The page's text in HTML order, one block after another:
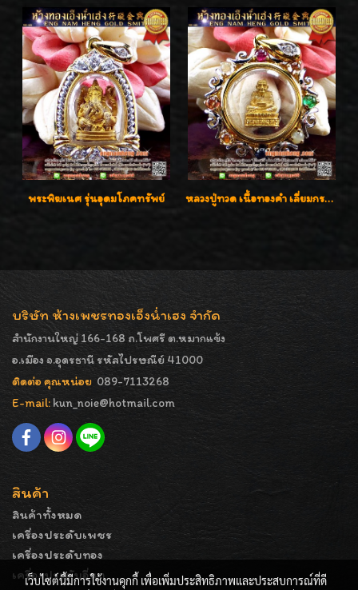
พระพิฆเนศ รุ่นอุดมโภคทรัพย์ หลวงปู่ทวด เนื้อทองคำ เลี่ยมกรอบทองคำประดับเพชรแท้และพลอยนพเก้า น่ารักมากๆค่ะ
บริษัท ห้างเพชรทองเอ็งน่ำเฮง จำกัด
สำนักงานใหญ่ 166-168 ถ.โพศรี ต.หมากแข้ง
อ.เมือง จ.อุดรธานี รหัสไปรษณีย์ 41000
ติดต่อ คุณหน่อย 089-7113268
E-mail: kun_noie@hotmail.com
สินค้า
สินค้าทั้งหมด
เครื่องประดับเพชร
เครื่องประดับทอง
เครื่องประดับอื่นๆ
เว็บไซต์นี้มีการใช้งานคุกกี้ เพื่อเพิ่มประสิทธิภาพและประสบการณ์ที่ดี